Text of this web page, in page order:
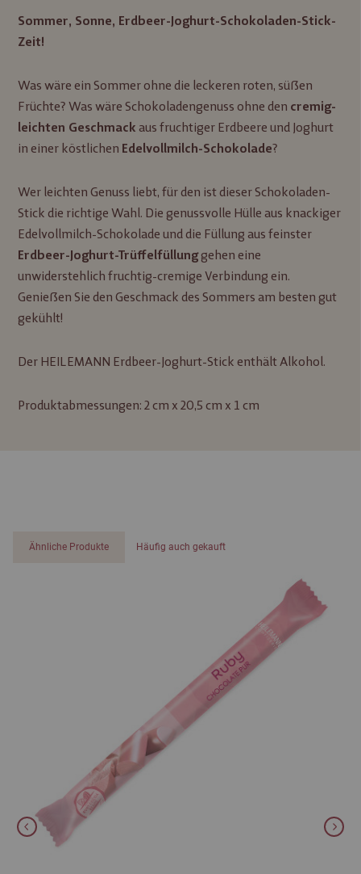
Sommer, Sonne, Erdbeer-Joghurt-Schokoladen-Stick-
Zeit!
Was wäre ein Sommer ohne die leckeren roten, süßen
Früchte? Was wäre Schokoladengenuss ohne den cremig-
leichten Geschmack aus fruchtiger Erdbeere und Joghurt
in einer köstlichen Edelvollmilch-Schokolade?
Wer leichten Genuss liebt, für den ist dieser Schokoladen-
Stick die richtige Wahl. Die genussvolle Hülle aus knackiger
Edelvollmilch-Schokolade und die Füllung aus feinster
Erdbeer-Joghurt-Trüffelfüllunggehen eine
unwiderstehlich fruchtig-cremige Verbindung ein.
Genießen Sie den Geschmack des Sommers am besten gut
gekühlt!
Der HEILEMANN Erdbeer-Joghurt-Stick enthält Alkohol.
Produktabmessungen: 2 cm x 20,5 cm x 1 cm
Ähnliche Produkte Häufig auch gekauft